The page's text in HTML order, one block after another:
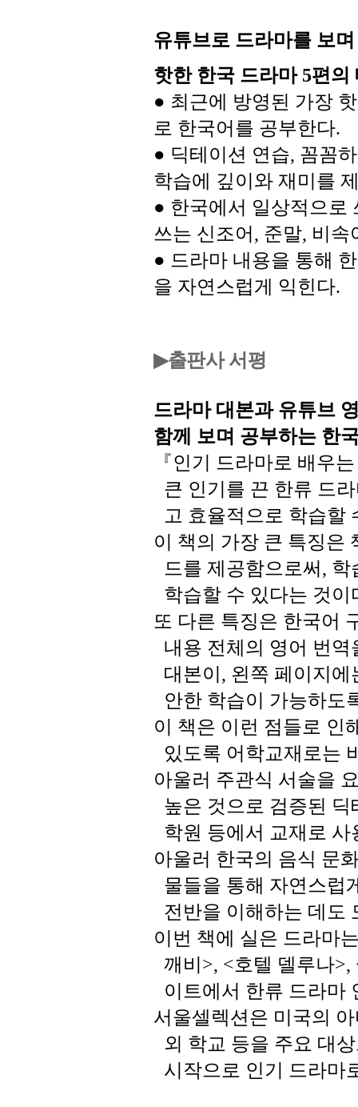
유튜브로 드라마를 보며
핫한 한국 드라마 5편의
● 최근에 방영된 가장
로 한국어를 공부한다.
● 딕테이션 연습, 꼼꼼
학습에 깊이와재미를
● 한국에서 일상적으로
쓰는 신조어, 준말, 비속
● 드라마 내용을 통해
을 자연스럽게 익힌다.
▶출판사 서평
드라마 대본과 유튜브
함께 보며 공부하는 한
『인기 드라마로 배우는
큰 인기를 끈 한류 드
고 효율적으로 학습할
이 책의 가장 큰 특징은
드를 제공함으로써, 학
학습할 수 있다는 것이
또 다른 특징은 한국어
내용 전체의 영어 번역
대본이, 왼쪽 페이지에
안한 학습이 가능하도
이 책은 이런 점들로 인
있도록 어학교재로는
아울러 주관식 서술을
높은 것으로 검증된 딕
학원 등에서 교재로 사
아울러 한국의 음식 문
물들을 통해 자연스럽
전반을 이해하는 데도
이번 책에 실은 드라마
깨비>, <호텔 델루나>,
이트에서 한류 드라마
서울셀렉션은 미국의
외 학교 등을 주요 대
시작으로 인기 드라마